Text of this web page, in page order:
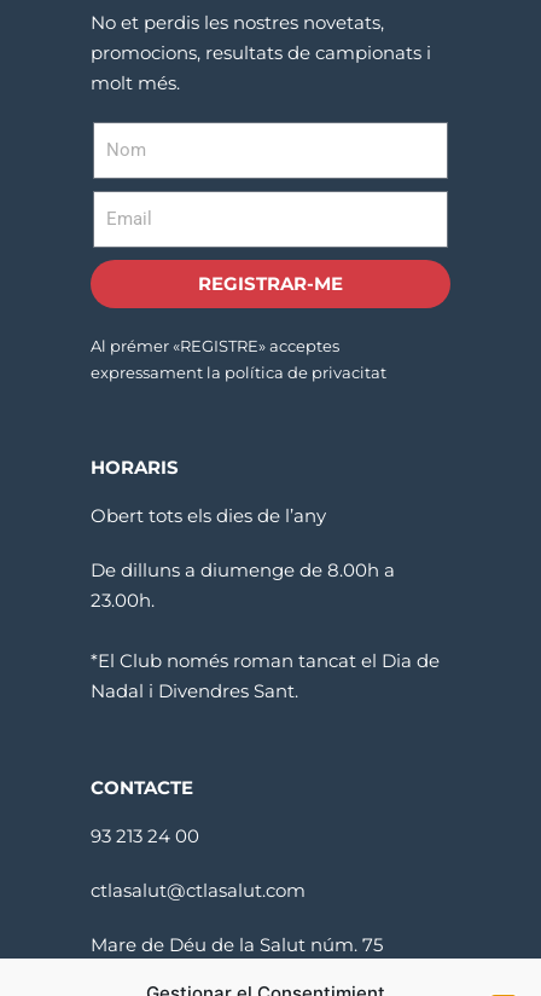
No et perdis les nostres novetats,
promocions, resultats de campionats i
molt més.
REGISTRAR-ME
Al prémer «REGISTRE» acceptes
expressament la política de privacitat
HORARIS
Obert tots els dies de l’any
De dilluns a diumenge de 8.00h a
23.00h.
*El Club només roman tancat el Dia de
Nadal i Divendres Sant.
CONTACTE
93 213 24 00
ctlasalut@ctlasalut.com
Mare de Déu de la Salut núm. 75